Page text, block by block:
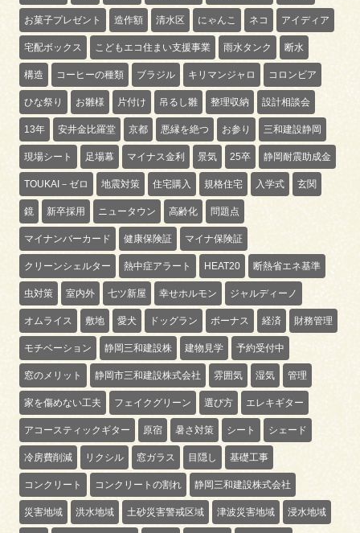
お菓子プレゼント 造作額 清水区 にゃんこ ネコ アイディア
宅配ボックス こどもエコ住まい支援事業 雨水タンク 断水
構造 コーヒーの種類 ブラジル キリマンジャロ コロンビア
ひな祭り お雛様 片付け 吊るし雛 整理収納 設計相談会
13年 安井金比羅堂 京都 悪縁を絶つ お参り 三和建設静岡
現場シート 足場幕 マイナス金利 景気 25卒 静岡耐震助成金
TOUKAI－ゼロ 地震対策 住宅購入 規格住宅 入学式 玄関
鏡 新卒採用 ニュータウン 高齢化 問題点
マイナンバーカード 健康保険証 マイナ保険証
クリーンシェルター 熱中症アラート HEAT20 断熱省エネ基準
虫対策 室内外 七ツ新屋 幸せホルモン ジャルディーノ
オムライス 敷地 愛犬 ドッグラン ボーナス 経済 財務管理
モチベーション 静岡三和建設株 建物見学 予約受付中
窓のメリット 静岡市三和建設株式会社 雰囲気 湿気 管理
家を傷めない工夫 フェイクグリーン 選び方 エレキギター
アコースティックギター 原宿 暑さ対策 シート シェード
冷房費削減 リクシル 窓ガラス 目隠し 基礎工事
コンクリート コンクリートの割れ 静岡三和建設株式会社
災害地域 洪水地域 土砂災害警戒区域 津波災害地域 浸水地域